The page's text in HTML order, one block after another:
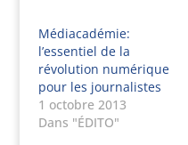
Médiacadémie:
l’essentiel de la
révolution numérique
pour les journalistes
1 octobre 2013
Dans "ÉDITO"